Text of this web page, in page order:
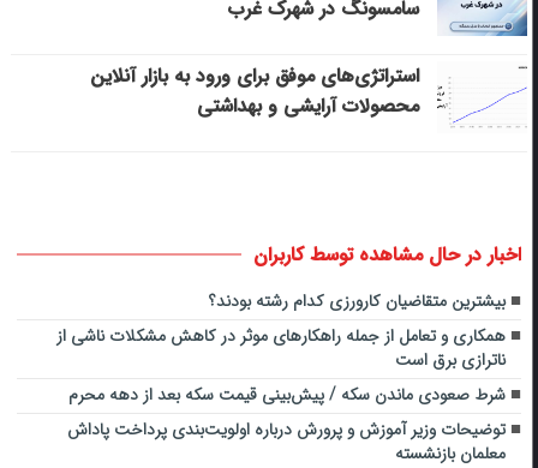
سامسونگ در شهرک غرب
استراتژی‌های موفق برای ورود به بازار آنلاین
محصولات آرایشی و بهداشتی
اخبار در حال مشاهده توسط کاربران
بیشترین متقاضیان کارورزی کدام رشته بودند؟
همکاری و تعامل از جمله راهکارهای موثر در کاهش مشکلات ناشی از
ناترازی برق است
شرط صعودی ماندن سکه / پیش‌بینی قیمت سکه بعد از دهه محرم
توضیحات وزیر آموزش و پرورش درباره اولویت‌بندی پرداخت پاداش
معلمان بازنشسته